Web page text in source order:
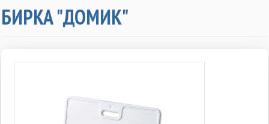
БИРКА "ДОМИК"